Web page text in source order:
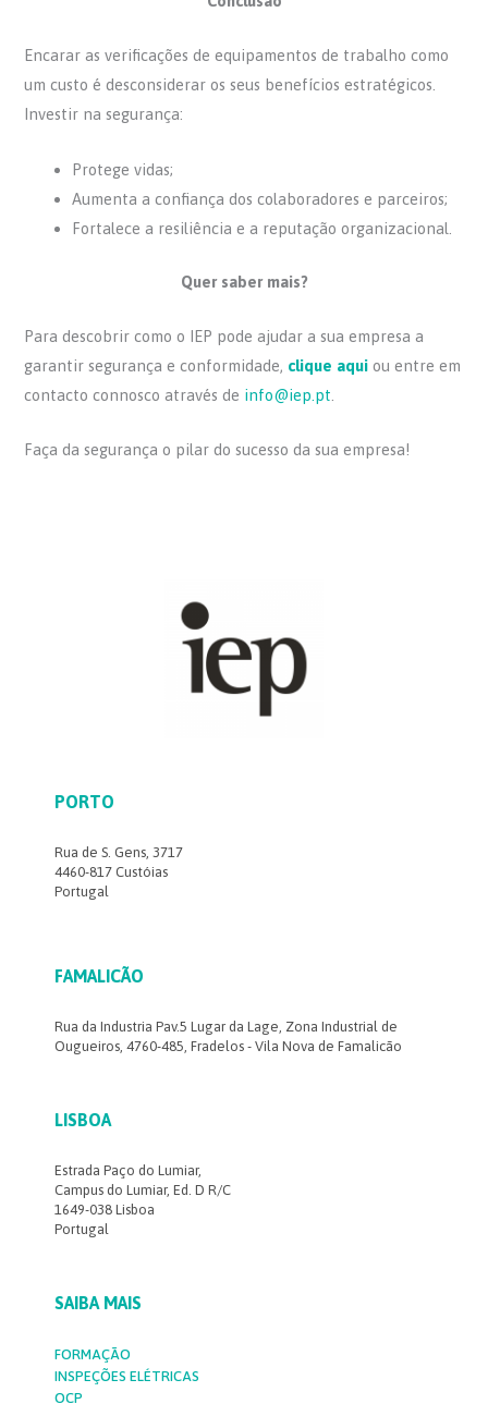
Encarar as verificações de equipamentos de trabalho como
um custo é desconsiderar os seus benefícios estratégicos.
Investir na segurança:
Protege vidas;
Aumenta a confiança dos colaboradores e parceiros;
Fortalece a resiliência e a reputação organizacional.
Quer saber mais?
Para descobrir como o IEP pode ajudar a sua empresa a
garantir segurança e conformidade, clique aqui ou entre em
contacto connosco através de info@iep.pt
Faça da segurança o pilar do sucesso da sua empresa!
PORTO
Rua de S. Gens, 3717
4460-817 Custóias
Portugal
FAMALICÃO
Rua da Industria Pav.5 Lugar da Lage, Zona Industrial de
Ougueiros, 4760-485, Fradelos - Vila Nova de Famalicão
LISBOA
Estrada Paço do Lumiar,
Campus do Lumiar, Ed. D R/C
1649-038 Lisboa
Portugal
SAIBA MAIS
FORMAÇÃO
INSPEÇÕES ELÉTRICAS
OCP